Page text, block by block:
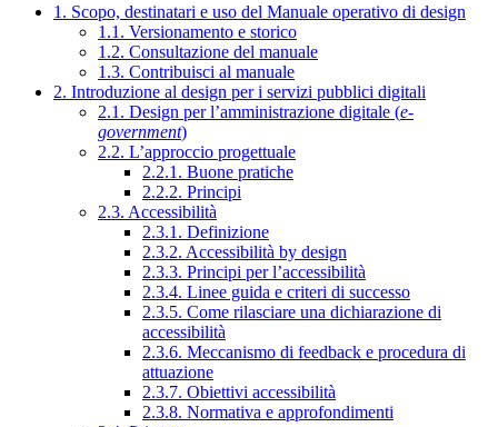
1. Scopo, destinatari e uso del Manuale operativo di design
1.1. Versionamento e storico
1.2. Consultazione del manuale
1.3. Contribuisci al manuale
2. Introduzione al design per i servizi pubblici digitali
2.1. Design per l’amministrazione digitale (e-
government)
2.2. L’approccio progettuale
2.2.1. Buone pratiche
2.2.2. Principi
2.3. Accessibilità
2.3.1. Definizione
2.3.2. Accessibilità by design
2.3.3. Principi per l’accessibilità
2.3.4. Linee guida e criteri di successo
2.3.5. Come rilasciare una dichiarazione di
accessibilità
2.3.6. Meccanismo di feedback e procedura di
attuazione
2.3.7. Obiettivi accessibilità
2.3.8. Normativa e approfondimenti